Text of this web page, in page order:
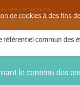
de cookies à des fins
inscriptions
référentiel commun des
le contenu des